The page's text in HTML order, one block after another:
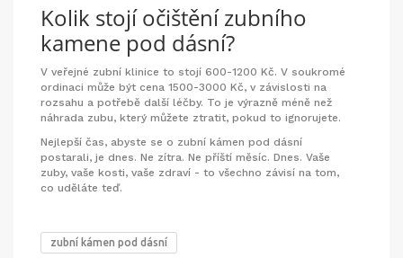
Kolik stojí očištění zubního
kamene pod dásní?
V veřejné zubní klinice to stojí 600-1200 Kč. V soukromé
ordinaci může být cena 1500-3000 Kč, v závislosti na
rozsahu a potřebě další léčby. To je výrazně méně než
náhrada zubu, který můžete ztratit, pokud to ignorujete.
Nejlepší čas, abyste se o zubní kámen pod dásní
postarali, je dnes. Ne zítra. Ne příští měsíc. Dnes. Vaše
zuby, vaše kosti, vaše zdraví - to všechno závisí na tom,
co uděláte teď.
zubní kámen pod dásní